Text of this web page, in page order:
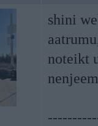
shini
noteikt